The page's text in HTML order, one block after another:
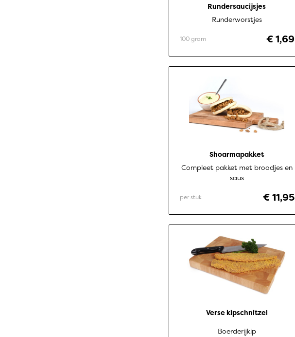
Rundersaucijsjes
Runderworstjes
€ 1,69
100 gram
Shoarmapakket
Compleet pakket met broodjes en
saus
€ 11,95
per stuk
Verse kipschnitzel
Boerderijkip